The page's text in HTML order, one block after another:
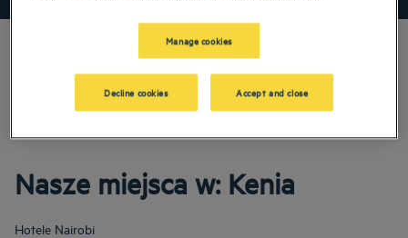
Odkryj nasze 3-, 4- i 5-gwiazdkowe hotele w: Kenia! Na rodzinne wakacje lub
przyjemną podróż służbową zarezerwuj pokój hotelowy w naszych obiektach.
Nasze miejsca w: Kenia
Hotele Nairobi
Manage cookies
Decline cookies Accept and close